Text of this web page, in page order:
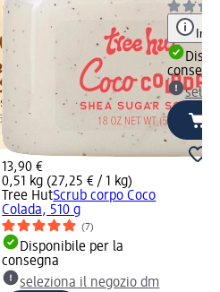
13,90 €
0,51 kg (27,25 € / 1 kg)
Tree HutScrub corpo Coco
Colada, 510 g
(7)
Disponibile per la
consegna
seleziona il negozio dm